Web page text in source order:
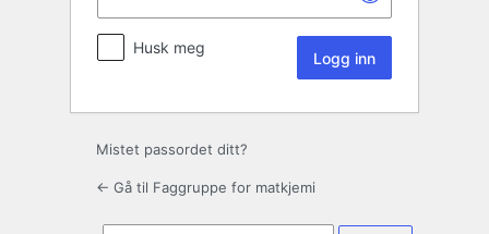
Husk meg
Mistet passordet ditt?
← Gå til Faggruppe for matkjemi